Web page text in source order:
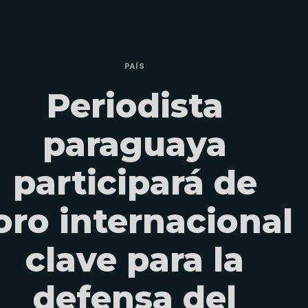
PAÍS
Periodista
paraguaya
participará de
internacional
clave para la
defensa del